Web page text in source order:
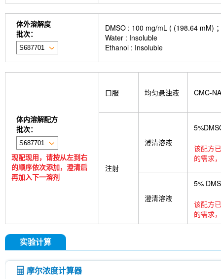
体外溶解度
批次：
DMSO : 100 mg/mL ( (198.64 mM)
Water : Insoluble
Ethanol : Insoluble
体内溶解配方
批次：
现配现用，请按从左到右
的顺序依次添加，澄清后
再加入下一溶剂
口服 均匀悬浊液 CMC-NA
注射
澄清溶液
该配方
的需求
澄清溶液
5%
该配方
的需求
实验计算
摩尔浓度计算器